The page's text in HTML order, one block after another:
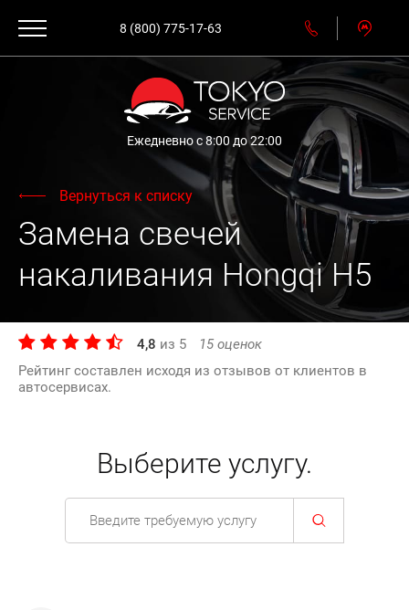
8 (800) 775-17-63
Ежедневно с 8:00 до 22:00
Вернуться к списку
Замена свечей
накаливания Hongqi H5
4,8 из 5 15оценок
Рейтинг составлен исходя из отзывов от клиентов в
автосервисах.
Выберите услугу.